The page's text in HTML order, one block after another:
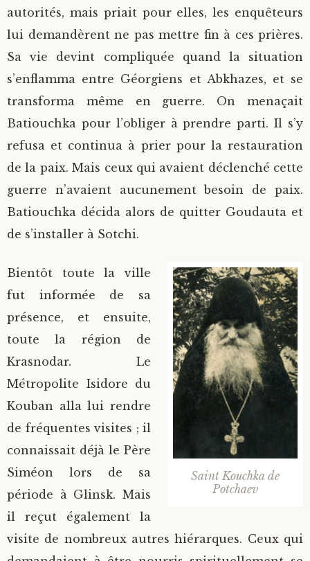
autorités, mais priait pour elles, les enquêteurs
lui demandèrent ne pas mettre fin à ces prières.
Sa vie devint compliquée quand la situation
s’enflamma entre Géorgiens et Abkhazes, et se
transforma même en guerre. On menaçait
Batiouchka pour l’obliger à prendre parti. Il s’y
refusa et continua à prier pour la restauration
de la paix. Mais ceux qui avaient déclenché cette
guerre n’avaient aucunement besoin de paix.
Batiouchka décida alors de quitter Goudauta et
de s’installer à Sotchi.
Saint Kouchka de
Potchaev
Bientôt toute la ville
fut informée de sa
présence, et ensuite,
toute la région de
Krasnodar. Le
Métropolite Isidore du
Kouban alla lui rendre
de fréquentes visites ; il
connaissait déjà le Père
Siméon lors de sa
période à Glinsk. Mais
il reçut également la
visite de nombreux autres hiérarques. Ceux qui